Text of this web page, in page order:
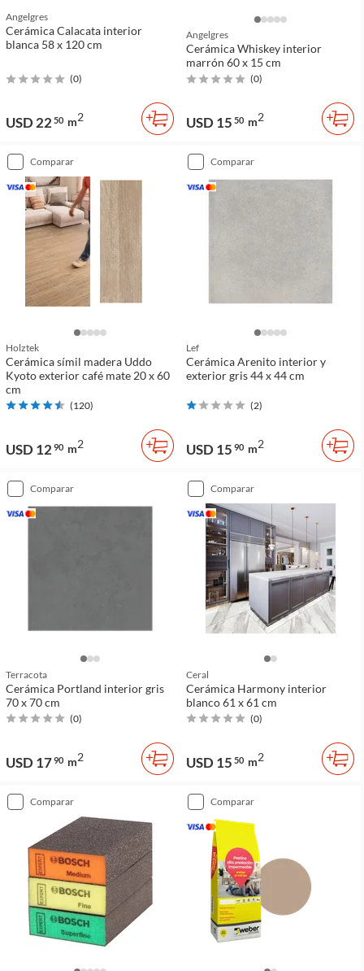
Angelgres
Cerámica Calacata interior
blanca 58 x 120 cm
(0)
USD 2250 m2
Angelgres
Cerámica Whiskey interior
marrón 60 x 15 cm
(0)
USD 15 50 m2
comparar
Holztek
Cerámica símil madera Uddo
Kyoto exterior café mate 20 x 60
cm
(120)
USD 12 90 m2
comparar
Lef
Cerámica Arenito interior y
exterior gris 44 x 44 cm
(2)
USD 15 90 m2
comparar
Terracota
Cerámica Portland interior gris
70 x 70 cm
(0)
USD 1790 m2
comparar
Ceral
Cerámica Harmony interior
blanco 61 x 61 cm
(0)
USD 15 50 m2
comparar comparar